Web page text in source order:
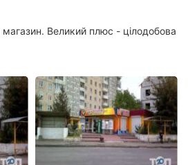
магазин. Великий плюс - цілодобова